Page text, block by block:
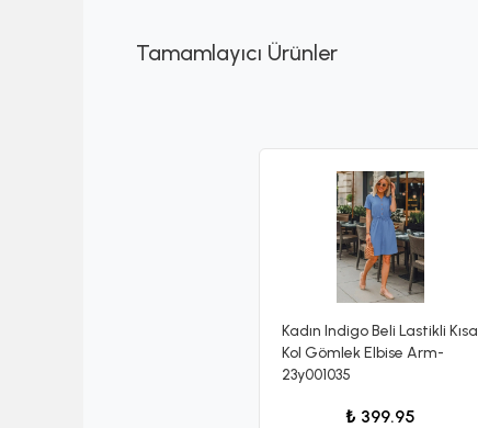
Tamamlayıcı Ürünler
Kadın Indigo Beli Lastikli Kısa
Kol Gömlek Elbise Arm-
23y001035
₺ 399.95